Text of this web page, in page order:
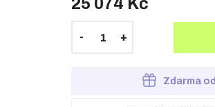
25 074 Kč
Zdarma